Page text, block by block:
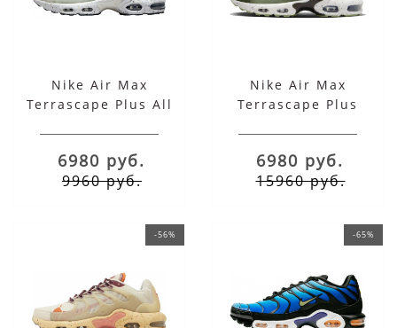
Nike Air Max
Terrascape Plus All
6980 руб.
9960 руб.
Nike Air Max
Terrascape Plus
6980 руб.
15960 руб.
-56% -65%